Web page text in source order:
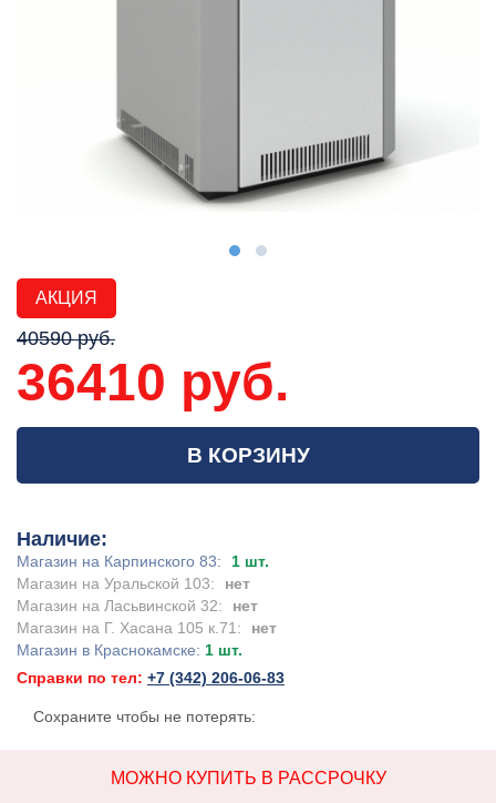
АКЦИЯ
40590 руб.
36410 руб.
В КОРЗИНУ
Наличие:
Магазин на Карпинского 83:
1 шт.
Магазин на Уральской 103:
нет
Магазин на Ласьвинской 32:
нет
Магазин на Г. Хасана 105 к.71:
нет
Магазин в Краснокамске: 1 шт.
Справки по тел: +7 (342) 206-06-83
Сохраните чтобы не потерять:
МОЖНО КУПИТЬ В РАССРОЧКУ